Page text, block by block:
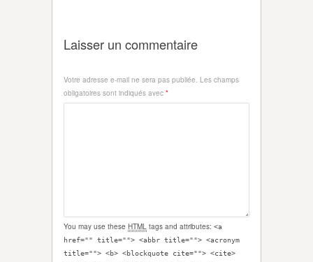
Laisser un commentaire
Votre adresse e-mail ne sera pas publiée. Les champs
obligatoires sont indiqués avec *
You may use these HTML tags and attributes: <a
href="" title=""> <abbr title=""> <acronym
title=""> <b> <blockquote cite=""> <cite>